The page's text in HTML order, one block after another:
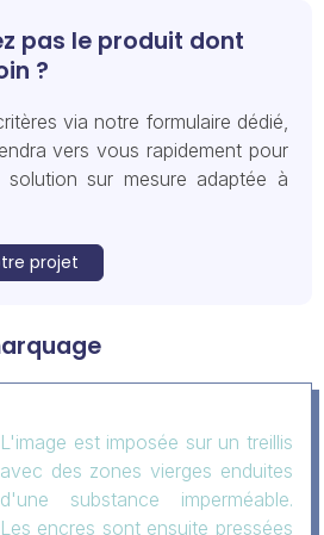
pas le produit dont
?
via notre formulaire dédié,
vers vous rapidement pour
sur mesure adaptée à
projet
L'image est imposée sur un treillis
avec des zones vierges enduites
d'une substance imperméable.
Les encres sont ensuite pressées